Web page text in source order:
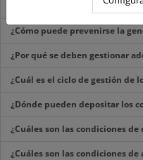
¿Qué materiales y
¿Cómo puede prevenirse la
¿Por qué se deben gestionar
¿Cuál es el ciclo de gestión de
¿Dónde pueden depositar los
¿Cuáles son las condiciones de
¿Cuáles son las condiciones de